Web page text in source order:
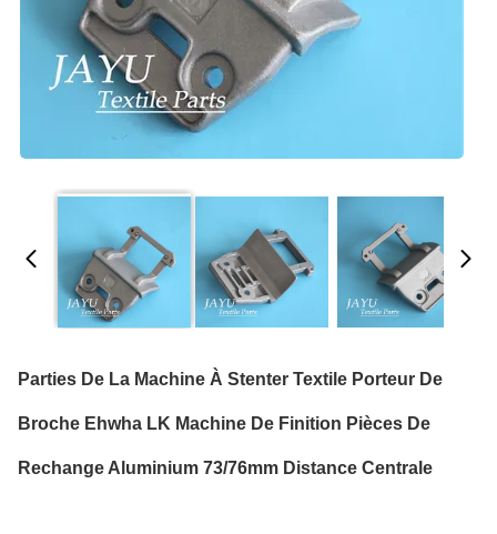
Parties De La Machine À Stenter Textile Porteur De
Broche Ehwha LK Machine De Finition Pièces De
Rechange Aluminium 73/76mm Distance Centrale